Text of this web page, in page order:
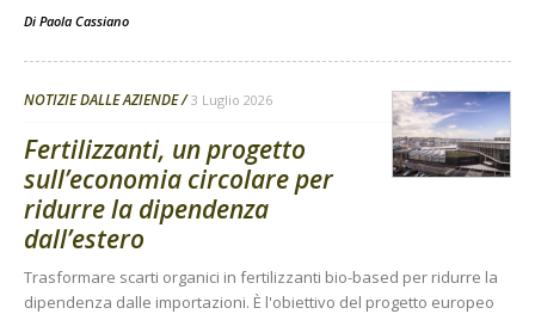
Di Paola Cassiano
NOTIZIE DALLE AZIENDE 3 Luglio 2026
Fertilizzanti, un progetto
sull’economia circolare per
ridurre la dipendenza
dall’estero
Trasformare scarti organici in fertilizzanti bio-based per ridurre la
dipendenza dalle importazioni. È l'obiettivo del progetto europeo